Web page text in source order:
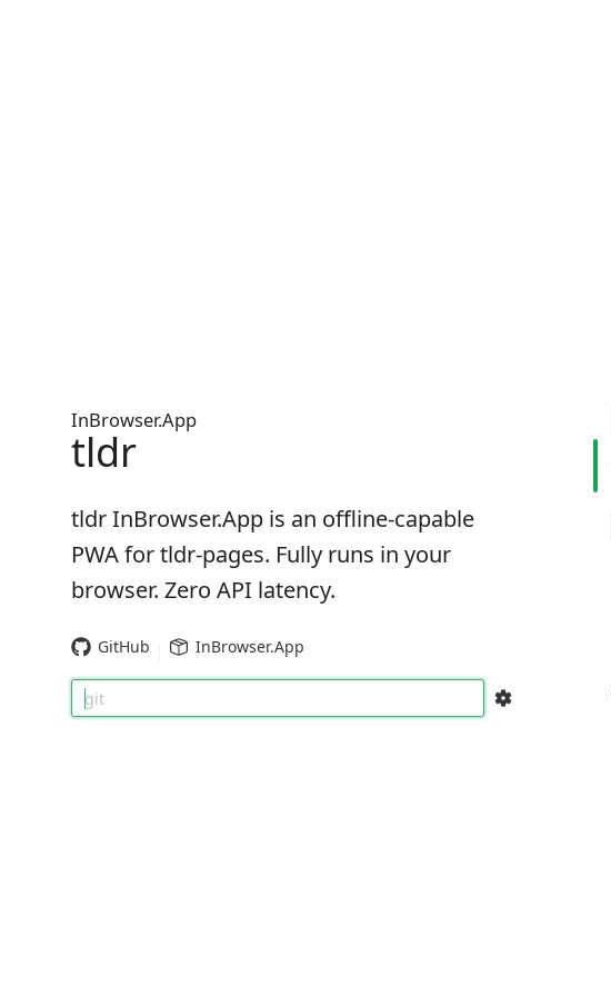
InBrowser.App
tldr
tldr InBrowser.App is an offline-capable
PWA for tldr-pages. Fully runs in your
browser. Zero API latency.
GitHub InBrowser.App
git